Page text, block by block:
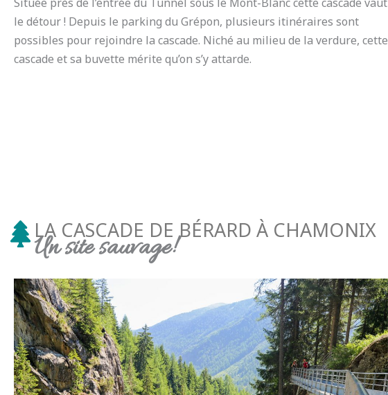
le détour ! Depuis le parking du Grépon, plusieurs itinéraires sont
possibles pour rejoindre la cascade. Niché au milieu de la verdure, cette
cascade et sa buvette mérite qu’on s’y attarde.
LA CASCADE DE BÉRARD À CHAMONIX
Un site sauvage!